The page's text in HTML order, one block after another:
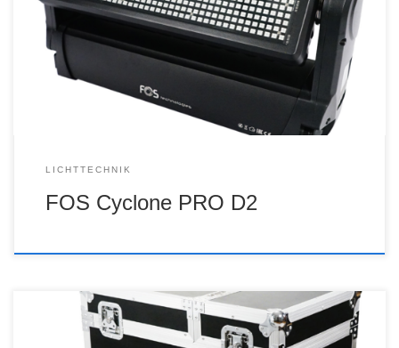
LICHTTECHNIK
FOS Cyclone PRO D2